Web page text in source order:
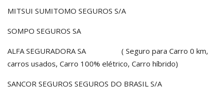
MITSUI SUMITOMO SEGUROS S/A
SOMPO SEGUROS SA
ALFA SEGURADORA SA ( Seguro para Carro 0 km,
carros usados, Carro 100% elétrico, Carro híbrido)
SANCOR SEGUROS SEGUROS DO BRASIL S/A